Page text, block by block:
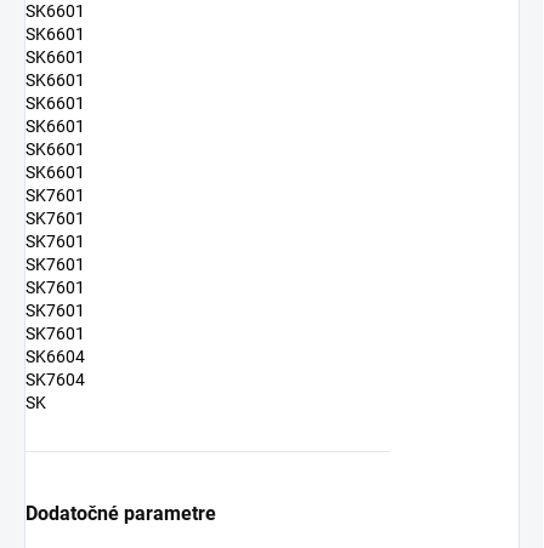
SK6601
SK6601
SK6601
SK6601
SK6601
SK6601
SK6601
SK6601
SK7601
SK7601
SK7601
SK7601
SK7601
SK7601
SK7601
SK6604
SK7604
SK
Dodatočné parametre